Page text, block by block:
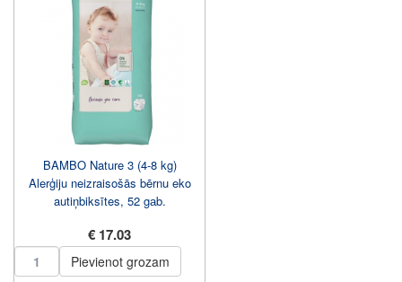
BAMBO Nature 3 (4-8 kg)
Alerģiju neizraisošās bērnu eko
autiņbiksītes, 52 gаb.
€ 17.03
Pievienot grozam